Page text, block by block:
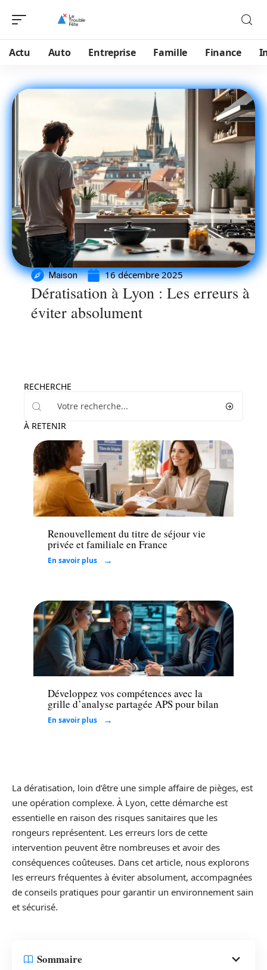
Actu Auto Entreprise Famille Finance
Maison 16 décembre 2025
Dératisation à Lyon : Les erreurs à
éviter absolument
RECHERCHE
À RETENIR
Entreprise
Renouvellement du titre de séjour vie
privée et familiale en France
En savoir plus
Santé
Développez vos compétences avec la
grille d’analyse partagée APS pour bilan
En savoir plus
La dératisation, loin d’être une simple affaire de pièges, est
une opération complexe. À Lyon, cette démarche est
essentielle en raison des risques sanitaires que les
rongeurs représentent. Les erreurs lors de cette
intervention peuvent être nombreuses et avoir des
conséquences coûteuses. Dans cet article, nous explorons
les erreurs fréquentes à éviter absolument, accompagnées
de conseils pratiques pour garantir un environnement sain
et sécurisé.
Sommaire